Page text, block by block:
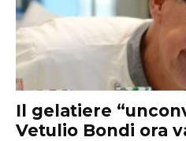
Il gelatiere
Vetulio Bondi ora